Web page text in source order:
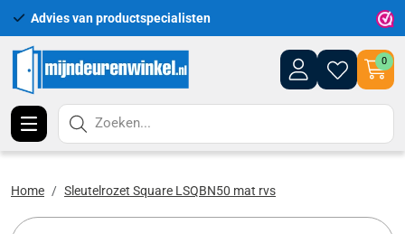
Advies van productspecialisten
0
Zoeken...
Home Sleutelrozet Square LSQBN50 mat rvs